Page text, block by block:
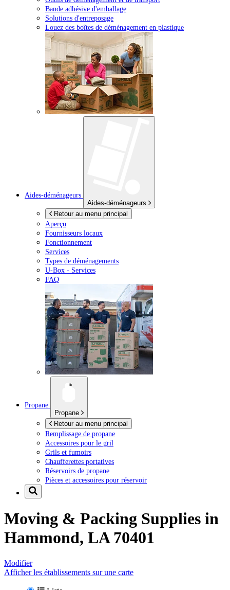
Bande adhésive d'emballage
Solutions d'entreposage
Louez des boîtes de déménagement en plastique
Aides-déménageurs
Aides-déménageurs
Retour au menu principal
Aperçu
Fournisseurs locaux
Fonctionnement
Services
Types de déménagements
U-Box - Services
FAQ
Propane
Propane
Retour au menu principal
Remplissage de propane
Accessoires pour le gril
Grils et fumoirs
Chaufferettes portatives
Réservoirs de propane
Pièces et accessoires pour réservoir
Moving & Packing Supplies in
Hammond, LA 70401
Modifier
Afficher les établissements sur une carte